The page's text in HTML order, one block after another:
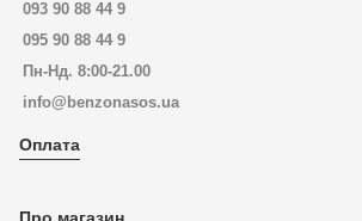
093 90 88 44 9
095 90 88 44 9
Пн-Нд. 8:00-21.00
info@benzonasos.ua
Оплата